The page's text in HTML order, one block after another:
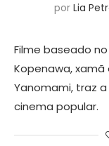
por Lia
Filme baseado
Kopenawa,
Yanomami, traz
cinema popular.